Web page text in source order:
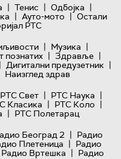
| Тенис | Одбојка |
| Ауто-мото | Остали
РТС
| Музика |
познатих | Здравље |
| Дигитални предузетник |
Наизглед здрав
РТС Свет | РТС Наука |
Класика | РТС Коло |
| РТС Полетарац
Београд 2 | Радио
Плетеница | Радио
Радио Вртешка | Радио